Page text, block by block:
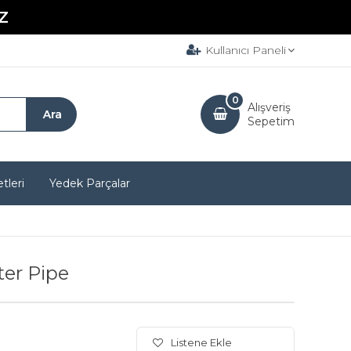
Kullanıcı Paneli
Alışveriş
Sepetim
0
Yedek Parçalar
Pipe
Listene Ekle